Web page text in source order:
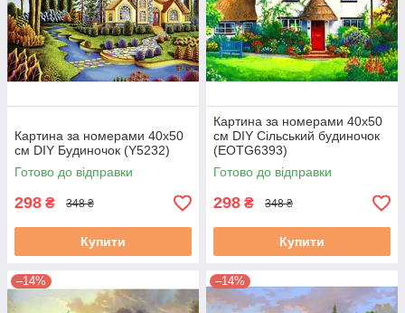
Картина за номерами 40х50
см DIY Будиночок (Y5232)
Готово до відправки
298 ₴ 348 ₴
Купити
Картина за номерами 40х50
см DIY Сільський будиночок
(EOTG6393)
Готово до відправки
298 ₴ 348 ₴
Купити
–14% –14%